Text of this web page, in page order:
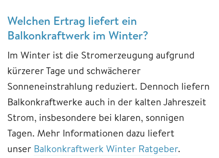
Welchen Ertrag liefert ein
Balkonkraftwerk im Winter?
Im Winter ist die Stromerzeugung aufgrund
kürzerer Tage und schwächerer
Sonneneinstrahlung reduziert. Dennoch liefern
Balkonkraftwerke auch in der kalten Jahreszeit
Strom, insbesondere bei klaren, sonnigen
Tagen. Mehr Informationen dazu liefert
unser Balkonkraftwerk Winter Ratgeber.